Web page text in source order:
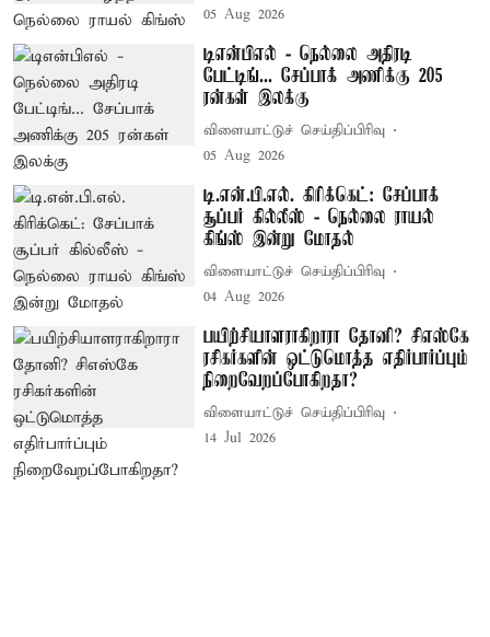
05 Aug 2026
டிஎன்பிஎல் - நெல்லை அதிரடி
பேட்டிங்... சேப்பாக் அணிக்கு 205
ரன்கள் இலக்கு
விளையாட்டுச் செய்திப்பிரிவு
05 Aug 2026
டி.என்.பி.எல். கிரிக்கெட்: சேப்பாக்
சூப்பர் கில்லீஸ் - நெல்லை ராயல்
கிங்ஸ் இன்று மோதல்
விளையாட்டுச் செய்திப்பிரிவு
04 Aug 2026
பயிற்சியாளராகிறாரா தோனி? சிஎஸ்கே
ரசிகர்களின் ஒட்டுமொத்த எதிர்பார்ப்பும்
நிறைவேறப்போகிறதா?
விளையாட்டுச் செய்திப்பிரிவு
14 Jul 2026